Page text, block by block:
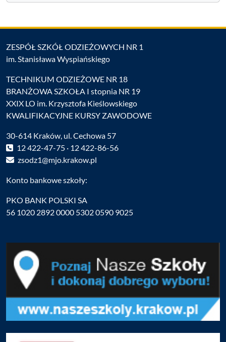
ZESPÓŁ SZKÓŁ ODZIEŻOWYCH NR 1
im. Stanisława Wyspiańskiego
TECHNIKUM ODZIEŻOWE NR 18
BRANŻOWA SZKOŁA I stopnia NR 19
XXIX LO im. Krzysztofa Kieślowskiego
KWALIFIKACYJNE KURSY ZAWODOWE
30-614 Kraków, ul. Cechowa 57
12 422-47-75 · 12 422-86-56
zsodz1@mjo.krakow.pl
Konto bankowe szkoły:
PKO BANK POLSKI SA
56 1020 2892 0000 5302 0590 9025